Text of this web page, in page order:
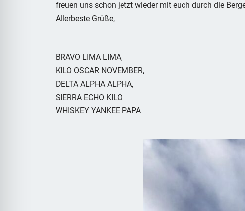
freuen uns schon jetzt wieder mit euch durch die
Allerbeste Grüße,
BRAVO LIMA LIMA,
KILO OSCAR NOVEMBER,
DELTA ALPHA ALPHA,
SIERRA ECHO KILO
WHISKEY YANKEE PAPA